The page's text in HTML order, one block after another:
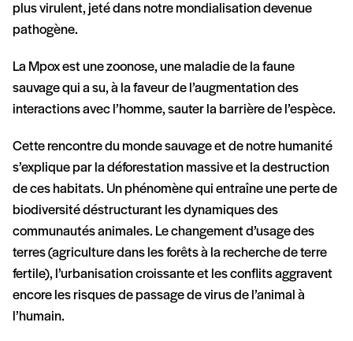
plus virulent, jeté dans notre mondialisation devenue
pathogène.
La Mpox est une zoonose, une maladie de la faune
sauvage qui a su, à la faveur de l’augmentation des
interactions avec l’homme, sauter la barrière de l’espèce.
Cette rencontre du monde sauvage et de notre humanité
s’explique par la déforestation massive et la destruction
de ces habitats. Un phénomène qui entraîne une perte de
biodiversité déstructurant les dynamiques des
communautés animales. Le changement d’usage des
terres (agriculture dans les forêts à la recherche de terre
fertile), l’urbanisation croissante et les conflits aggravent
encore les risques de passage de virus de l’animal à
l’humain.